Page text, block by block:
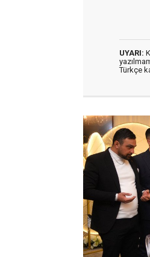
UYARI:
Türkçe